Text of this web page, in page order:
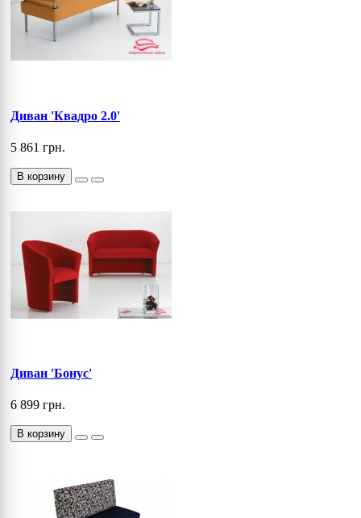
Диван 'Квадро 2.0'
5 861 грн.
В корзину
Диван 'Бонус'
6 899 грн.
В корзину